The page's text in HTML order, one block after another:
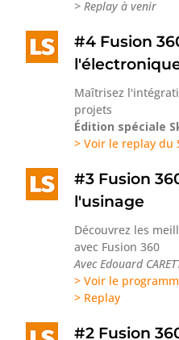
> Replay à venir
#4 Fusion
Maîtrisez
projets
Édition spéciale
> Voir le replay du
#3 Fusion
l'usinage
Découvrez les
avec Fusion 360
Avec Edouard
> Voir le
> Replay
#2 Fusion